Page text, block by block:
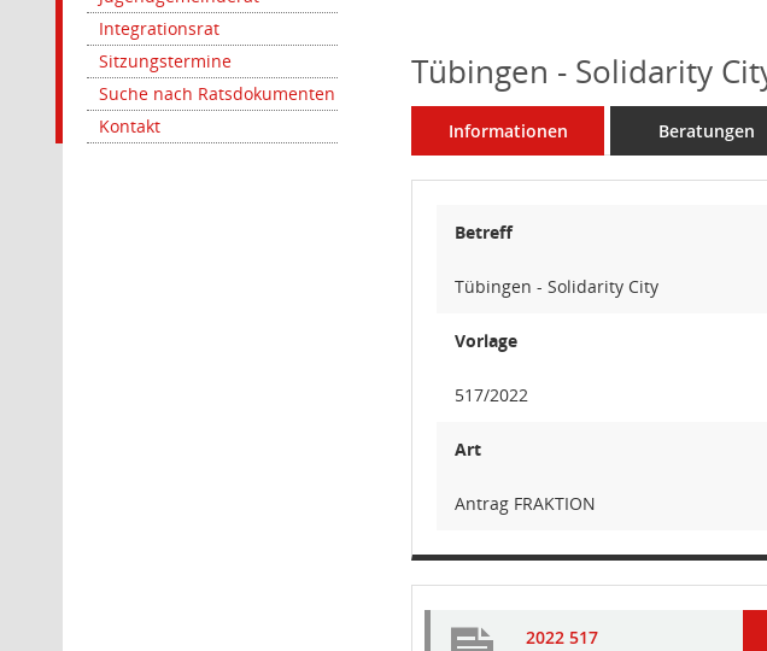
Integrationsrat
Sitzungstermine
Suche nach Ratsdokumenten
Kontakt
Tübingen - Solidarity
Informationen Beratungen
Betreff
Tübingen - Solidarity City
Vorlage
517/2022
Art
Antrag FRAKTION
2022 517